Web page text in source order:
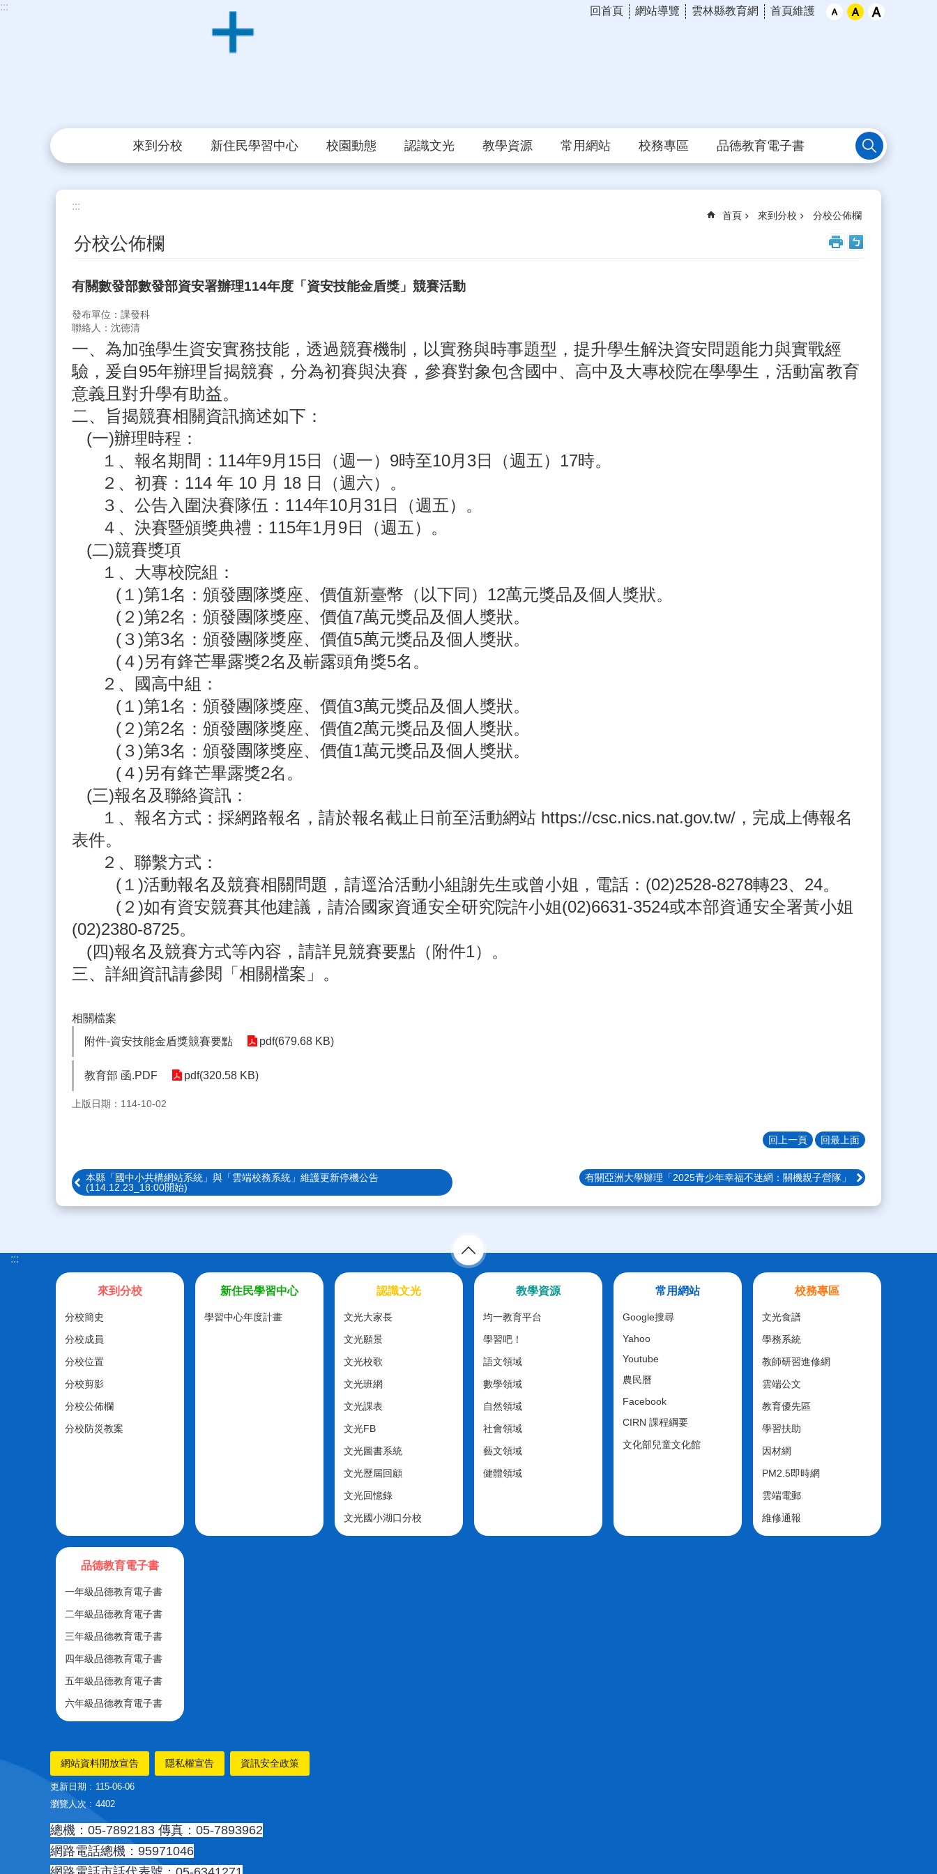
跳到主要內容區塊
::: 回首頁 網站導覽 雲林縣教育網 首頁維護
來到分校 新住民學習中心 校園動態 認識文光 教學資源 常用網站 校務專區 品德教育電子書
:::
首頁 來到分校 分校公佈欄
分校公佈欄
有關數發部數發部資安署辦理114年度「資安技能金盾獎」競賽活動
發布單位：課發科
聯絡人：沈德清
一、為加強學生資安實務技能，透過競賽機制，以實務與時事題型，提升學生解決資安問題能力與實戰經
驗，爰自95年辦理旨揭競賽，分為初賽與決賽，參賽對象包含國中、高中及大專校院在學學生，活動富教育
意義且對升學有助益。
二、旨揭競賽相關資訊摘述如下：
(一)辦理時程：
１、報名期間：114年9月15日（週一）9時至10月3日（週五）17時。
２、初賽：114 年 10 月 18 日（週六）。
３、公告入圍決賽隊伍：114年10月31日（週五）。
４、決賽暨頒獎典禮：115年1月9日（週五）。
(二)競賽獎項
１、大專校院組：
(１)第1名：頒發團隊獎座、價值新臺幣（以下同）12萬元獎品及個人獎狀。
(２)第2名：頒發團隊獎座、價值7萬元獎品及個人獎狀。
(３)第3名：頒發團隊獎座、價值5萬元獎品及個人獎狀。
(４)另有鋒芒畢露獎2名及嶄露頭角獎5名。
２、國高中組：
(１)第1名：頒發團隊獎座、價值3萬元獎品及個人獎狀。
(２)第2名：頒發團隊獎座、價值2萬元獎品及個人獎狀。
(３)第3名：頒發團隊獎座、價值1萬元獎品及個人獎狀。
(４)另有鋒芒畢露獎2名。
(三)報名及聯絡資訊：
１、報名方式：採網路報名，請於報名截止日前至活動網站 https://csc.nics.nat.gov.tw/，完成上傳報名
表件。
２、聯繫方式：
(１)活動報名及競賽相關問題，請逕洽活動小組謝先生或曾小姐，電話：(02)2528-8278轉23、24。
(２)如有資安競賽其他建議，請洽國家資通安全研究院許小姐(02)6631-3524或本部資通安全署黃小姐
(02)2380-8725。
(四)報名及競賽方式等內容，請詳見競賽要點（附件1）。
三、詳細資訊請參閱「相關檔案」。
相關檔案
附件-資安技能金盾獎競賽要點
pdf(679.68 KB)
教育部 函.PDF pdf(320.58 KB)
上版日期：114-10-02
回上一頁 回最上面
本縣「國中小共構網站系統」與「雲端校務系統」維護更新停機公告
(114.12.23_18:00開始)
有關亞洲大學辦理「2025青少年幸福不迷網：關機親子營隊」
:::
來到分校
分校簡史
分校成員
分校位置
分校剪影
分校公佈欄
分校防災教案
新住民學習中心
學習中心年度計畫
認識文光
文光大家長
文光願景
文光校歌
文光班網
文光課表
文光FB
文光圖書系統
文光歷屆回顧
文光回憶錄
文光國小湖口分校
教學資源
均一教育平台
學習吧！
語文領域
數學領域
自然領域
社會領域
藝文領域
健體領域
常用網站
Google搜尋
Yahoo
Youtube
農民曆
Facebook
CIRN 課程綱要
文化部兒童文化館
校務專區
文光食譜
學務系統
教師研習進修網
雲端公文
教育優先區
學習扶助
因材網
PM2.5即時網
雲端電郵
維修通報
品德教育電子書
一年級品德教育電子書
二年級品德教育電子書
三年級品德教育電子書
四年級品德教育電子書
五年級品德教育電子書
六年級品德教育電子書
網站資料開放宣告 隱私權宣告 資訊安全政策
更新日期
115-06-06
瀏覽人次
4402
總機：05-7892183 傳真：05-7893962
網路電話總機：95971046